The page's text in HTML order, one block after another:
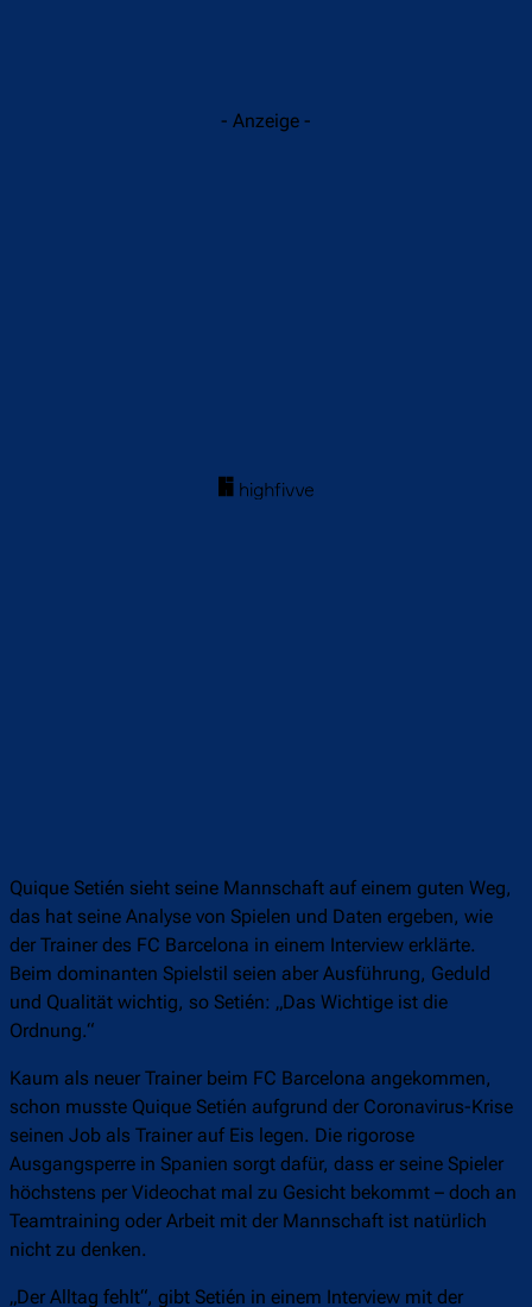
- Anzeige -
Quique Setién sieht seine Mannschaft auf einem guten Weg,
das hat seine Analyse von Spielen und Daten ergeben, wie
der Trainer des FC Barcelona in einem Interview erklärte.
Beim dominanten Spielstil seien aber Ausführung, Geduld
und Qualität wichtig, so Setién: „Das Wichtige ist die
Ordnung.“
Kaum als neuer Trainer beim FC Barcelona angekommen,
schon musste Quique Setién aufgrund der Coronavirus-Krise
seinen Job als Trainer auf Eis legen. Die rigorose
Ausgangsperre in Spanien sorgt dafür, dass er seine Spieler
höchstens per Videochat mal zu Gesicht bekommt – doch an
Teamtraining oder Arbeit mit der Mannschaft ist natürlich
nicht zu denken.
„Der Alltag fehlt“, gibt Setién in einem Interview mit der